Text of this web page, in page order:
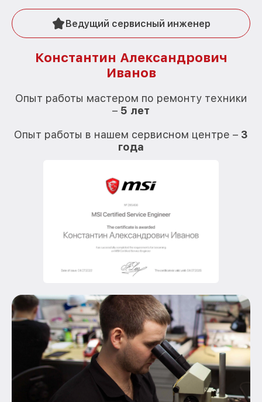
Ведущий сервисный инженер
Константин Александрович
Иванов
Опыт работы мастером по ремонту техники
– 5 лет
Опыт работы в нашем сервисном центре – 3
года